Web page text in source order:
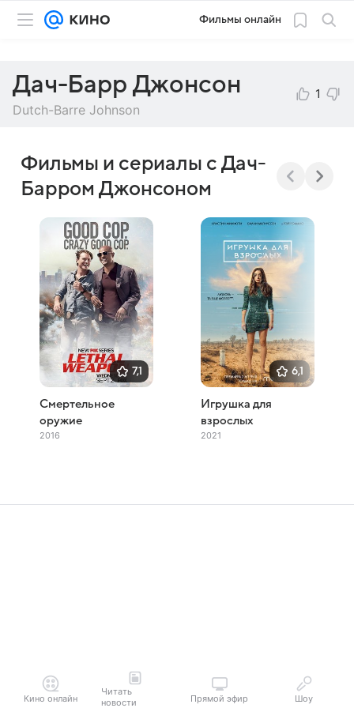
Фильмы онлайн
Дач-Барр Джонсон
Dutch-Barre Johnson
1
Фильмы и сериалы с Дач-
Барром Джонсоном
7,1
Смертельное
оружие
2016
6,1
Игрушка для
взрослых
2021
Кино онлайн
Читать
новости
Прямой эфир Шоу